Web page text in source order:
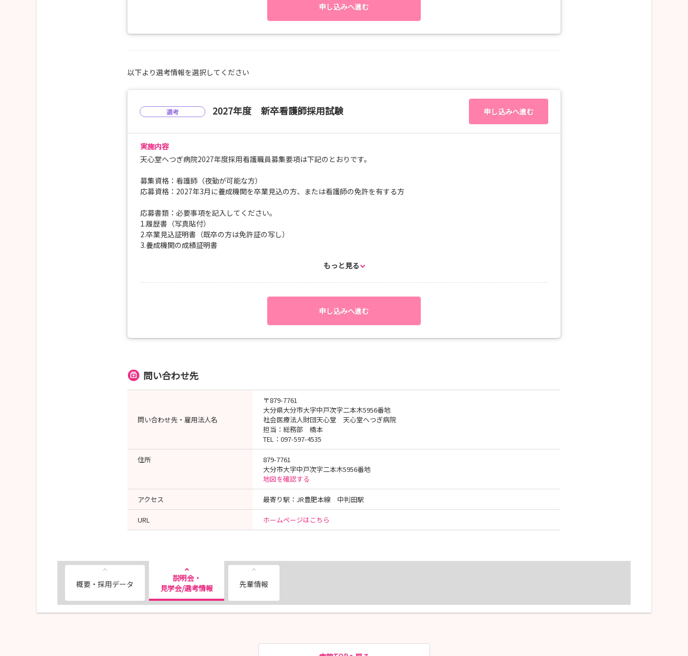
申し込みへ進む
以下より選考情報を選択してください
選考 2027年度 新卒看護師採用試験 申し込みへ進む
実施内容
天心堂へつぎ病院2027年度採用看護職員募集要項は下記のとおりです。
募集資格：看護師（夜勤が可能な方）
応募資格：2027年3月に養成機関を卒業見込の方、または看護師の免許を有する方
応募書類：必要事項を記入してください。
1.履歴書（写真貼付）
2.卒業見込証明書（既卒の方は免許証の写し）
3.養成機関の成績証明書
※『申し込む』のボタンを押した後にメールが届きますので、
応募期間：採用試験の３日前まで
-----------------------------------------
応募書類提出および問い合せ先
社会医療法人財団 天心堂
総務部 人事担当 橋本
-----------------------------------------
もっと見る
申し込みへ進む
問い合わせ先
問い合わせ先・雇用法人名
〒879-7761
大分県大分市大字中戸次字二本木5956番地
社会医療法人財団天心堂 天心堂へつぎ病院
担当：総務部 橋本
TEL：097-597-4535
住所
879-7761
大分市大字中戸次字二本木5956番地
地図を確認する
アクセス 最寄り駅：JR豊肥本線 中判田駅
URL ホームページはこちら
概要・採用データ
説明会・
見学会/選考情報
先輩情報